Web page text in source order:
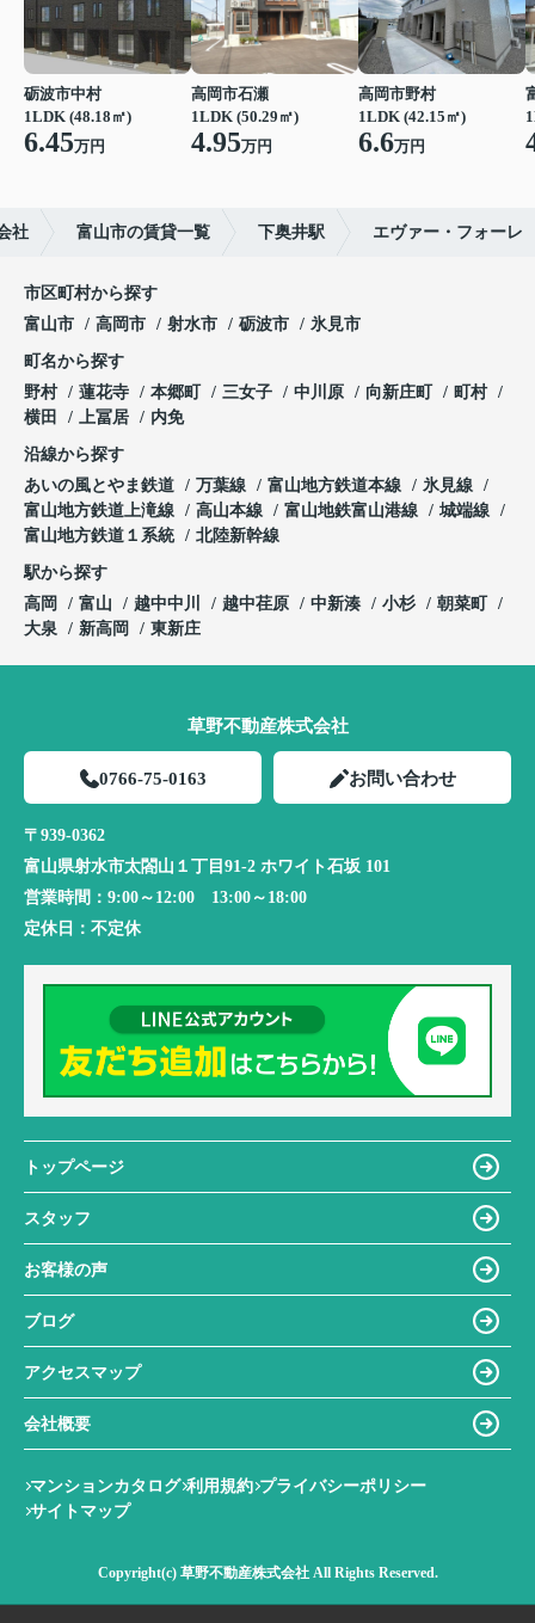
砺波市中村
1LDK (48.18㎡)
6.45万円
高岡市石瀬
1LDK (50.29㎡)
4.95万円
高岡市野村
1LDK (42.15㎡)
6.6万円
社 富山市の賃貸一覧 下奥井駅 エヴァー・フォーレ
市区町村から探す
富山市
高岡市 射水市 砺波市 氷見市
町名から探す
野村
蓮花寺 本郷町 三女子 中川原 向新庄町
町村
横田
上冨居 内免
沿線から探す
あいの風とやま鉄道
万葉線 富山地方鉄道本線
氷見線
富山地方鉄道上滝線
高山本線 富山地鉄富山港線
城端線
富山地方鉄道１系統
北陸新幹線
駅から探す
高岡
富山 越中中川 越中荏原 中新湊 小杉
朝菜町
大泉
新高岡 東新庄
草野不動産株式会社
0766-75-0163 お問い合わせ
〒939-0362
富山県射水市太閤山１丁目91-2 ホワイト石坂 101
営業時間： 9:00～12:00 13:00～18:00
定休日： 不定休
トップページ
スタッフ
お客様の声
ブログ
アクセスマップ
会社概要
マンションカタログ 利用規約 プライバシーポリシー
サイトマップ
Copyright(c) 草野不動産株式会社 All Rights Reserved.